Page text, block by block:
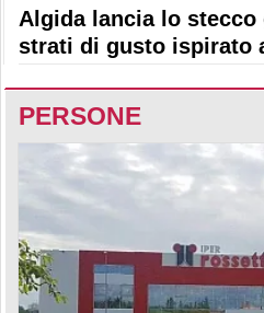
Algida lancia lo stecco
strati di gusto ispirato
PERSONE